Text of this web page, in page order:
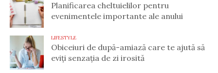
Planificarea cheltuielilor pentru
evenimentele importante ale anului
LIFESTYLE
Obiceiuri de după-amiază care te ajută să
eviți senzația de zi irosită